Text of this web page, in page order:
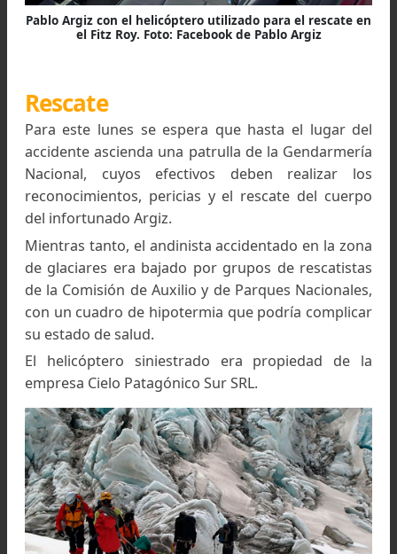
Argiz fue quien se salvó.Heredia alcanzó a salir
interior del helicóptero e intentó sacar al
El rescatista dio aviso por su equipo de
anunciando el accidente y la imposibilidad
rescatar a Argíz del interior de la aeronave
ardía.
Pablo Argiz con el helicóptero utilizado para el rescate
el Fitz Roy. Foto: Facebook de Pablo Argiz